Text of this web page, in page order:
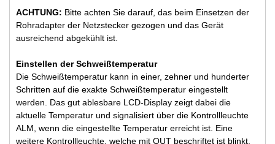
ACHTUNG: Bitte achten Sie darauf, das beim Einsetzen der
Rohradapter der Netzstecker gezogen und das Gerät
ausreichend abgekühlt ist.
Einstellen der Schweißtemperatur
Die Schweißtemperatur kann in einer, zehner und hunderter
Schritten auf die exakte Schweißtemperatur eingestellt
werden. Das gut ablesbare LCD-Display zeigt dabei die
aktuelle Temperatur und signalisiert über die Kontrollleuchte
ALM, wenn die eingestellte Temperatur erreicht ist. Eine
weitere Kontrollleuchte, welche mit OUT beschriftet ist blinkt,